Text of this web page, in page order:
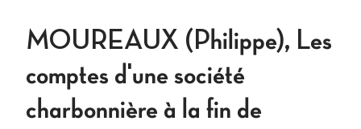
MOUREAUX (Philippe), Les
comptes d'une société
charbonnière à la fin de